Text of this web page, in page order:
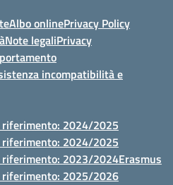
Albo onlinePrivacy Policy
Note legaliPrivacy
incompatibilità e
riferimento: 2024/2025
riferimento: 2024/2025
riferimento: 2023/2024Erasmus
riferimento: 2025/2026